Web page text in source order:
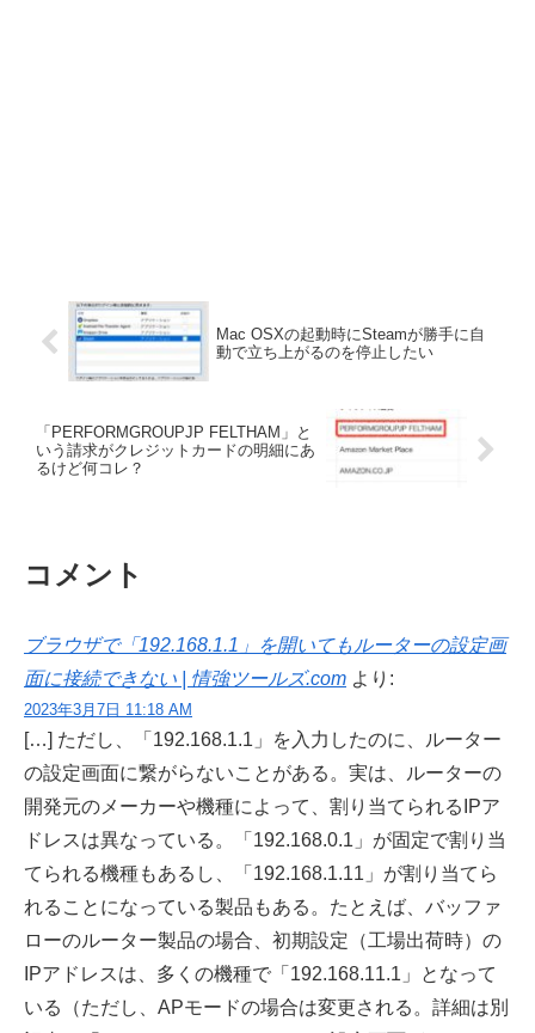
Mac OSXの起動時にSteamが勝手に自
動で立ち上がるのを停止したい
「PERFORMGROUPJP FELTHAM」と
いう請求がクレジットカードの明細にあ
るけど何コレ？
コメント
ブラウザで「192.168.1.1」を開いてもルーターの設定画
面に接続できない | 情強ツールズ.com より:
2023年3月7日 11:18 AM
[…] ただし、「192.168.1.1」を入力したのに、ルーター
の設定画面に繋がらないことがある。実は、ルーターの
開発元のメーカーや機種によって、割り当てられるIPア
ドレスは異なっている。「192.168.0.1」が固定で割り当
てられる機種もあるし、「192.168.1.11」が割り当てら
れることになっている製品もある。たとえば、バッファ
ローのルーター製品の場合、初期設定（工場出荷時）の
IPアドレスは、多くの機種で「192.168.11.1」となって
いる（ただし、APモードの場合は変更される。詳細は別